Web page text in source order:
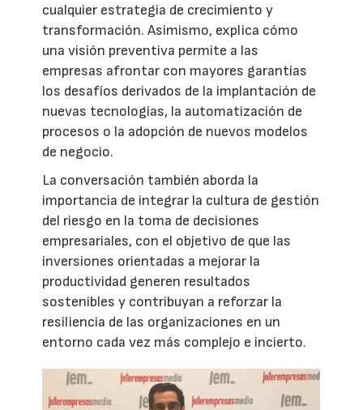
cualquier estrategia de crecimiento y
transformación. Asimismo, explica cómo
una visión preventiva permite a las
empresas afrontar con mayores garantías
los desafíos derivados de la implantación de
nuevas tecnologías, la automatización de
procesos o la adopción de nuevos modelos
de negocio.
La conversación también aborda la
importancia de integrar la cultura de gestión
del riesgo en la toma de decisiones
empresariales, con el objetivo de que las
inversiones orientadas a mejorar la
productividad generen resultados
sostenibles y contribuyan a reforzar la
resiliencia de las organizaciones en un
entorno cada vez más complejo e incierto.